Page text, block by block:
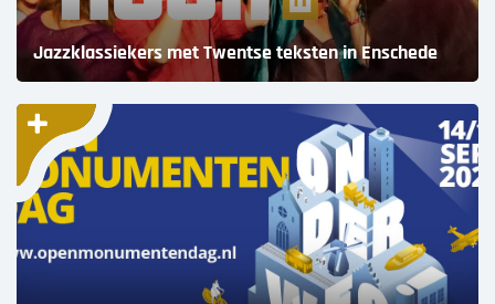
Jazzklassiekers met Twentse teksten in Enschede